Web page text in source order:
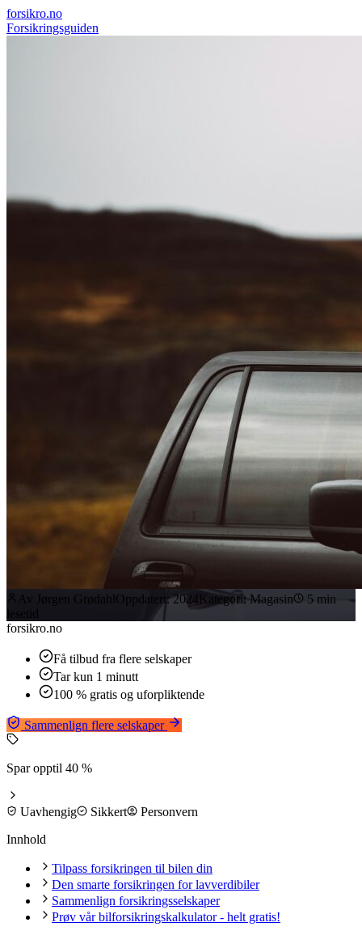
forsikro.no
Forsikringsguiden
Av Jørgen GrødahlOppdatert:2024Kategori: Magasin 5 min
lesetid
forsikro.no
Få tilbud fra flere selskaper
Tar kun 1 minutt
100 % gratis og uforpliktende
Sammenlign flere selskaper
Spar opptil 40 %
Uavhengig Sikkert
Personvern
Innhold
Tilpass forsikringen til bilen din
Den smarte forsikringen for lavverdibiler
Sammenlign forsikringsselskaper
Prøv vår bilforsikringskalkulator - helt gratis!